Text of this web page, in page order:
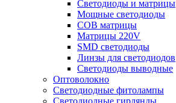
Светодиоды и матрицы
Мощные светодиоды
COB матрицы
Матрицы 220V
SMD светодиоды
Линзы для светодиодов
Светодиоды выводные
Оптоволокно
Светодиодные фитолампы
Светодиодные гирлянды